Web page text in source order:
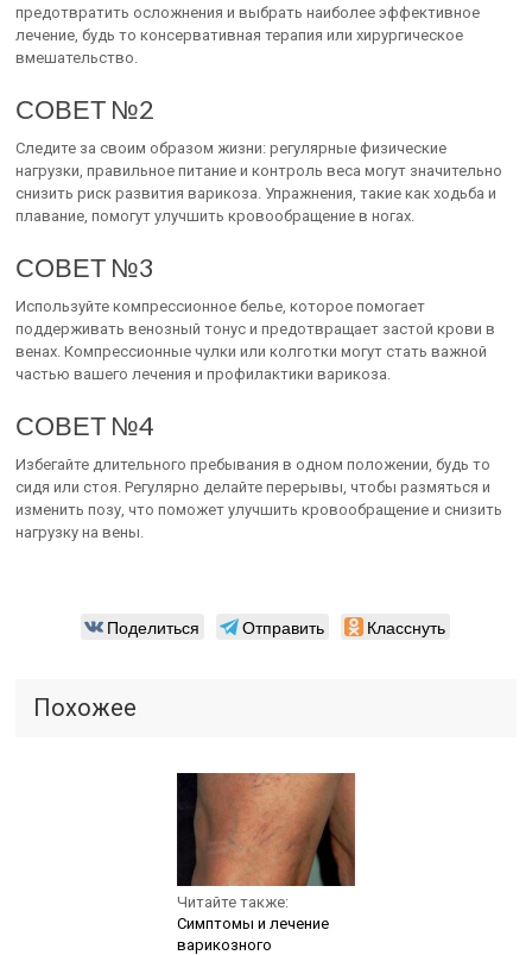
предотвратить осложнения и выбрать наиболее эффективное
лечение, будь то консервативная терапия или хирургическое
вмешательство.
СОВЕТ №2
Следите за своим образом жизни: регулярные физические
нагрузки, правильное питание и контроль веса могут значительно
снизить риск развития варикоза. Упражнения, такие как ходьба и
плавание, помогут улучшить кровообращение в ногах.
СОВЕТ №3
Используйте компрессионное белье, которое помогает
поддерживать венозный тонус и предотвращает застой крови в
венах. Компрессионные чулки или колготки могут стать важной
частью вашего лечения и профилактики варикоза.
СОВЕТ №4
Избегайте длительного пребывания в одном положении, будь то
сидя или стоя. Регулярно делайте перерывы, чтобы размяться и
изменить позу, что поможет улучшить кровообращение и снизить
нагрузку на вены.
Поделиться Отправить Класснуть
Похожее
Читайте также:
Симптомы и лечение
варикозного